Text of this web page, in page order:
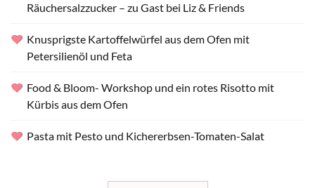
Räuchersalzzucker – zu Gast bei Liz & Friends
Knusprigste Kartoffelwürfel aus dem Ofen mit
Petersilienöl und Feta
Food & Bloom- Workshop und ein rotes Risotto mit
Kürbis aus dem Ofen
Pasta mit Pesto und Kichererbsen-Tomaten-Salat